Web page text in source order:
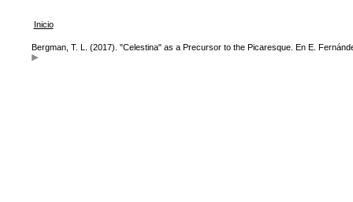
Inicio
Bergman, T. L. (2017). "Celestina" as a Precursor to the Picaresque. En E.